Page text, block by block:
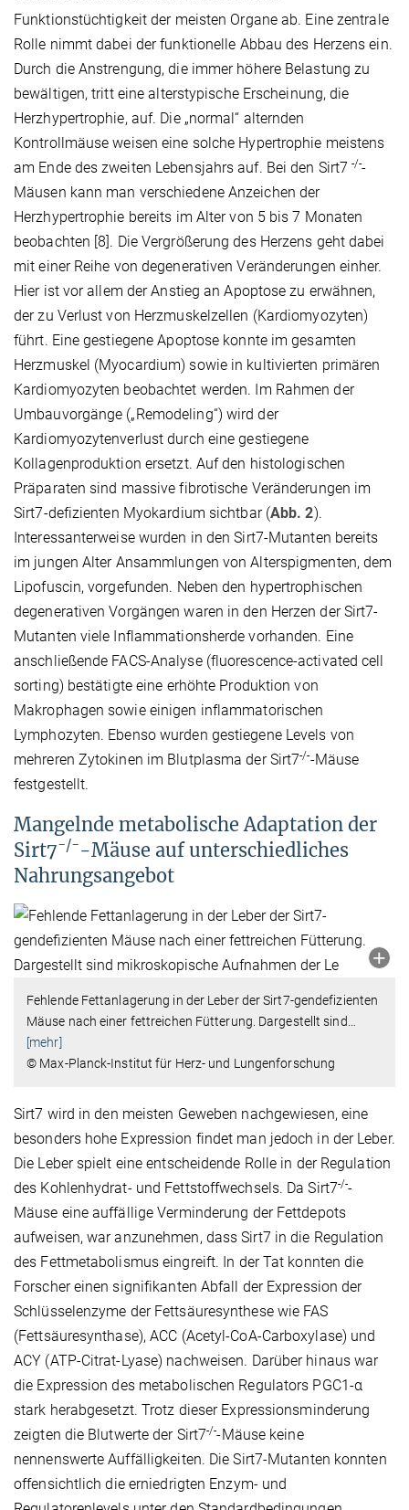
Funktionstüchtigkeit der meisten Organe ab. Eine zentrale
Rolle nimmt dabei der funktionelle Abbau des Herzens ein.
Durch die Anstrengung, die immer höhere Belastung zu
bewältigen, tritt eine alterstypische Erscheinung, die
Herzhypertrophie, auf. Die „normal“ alternden
Kontrollmäuse weisen eine solche Hypertrophie meistens
am Ende des zweiten Lebensjahrs auf. Bei den Sirt7-/--
Mäusen kann man verschiedene Anzeichen der
Herzhypertrophie bereits im Alter von 5 bis 7 Monaten
beobachten [8]. Die Vergrößerung des Herzens geht dabei
mit einer Reihe von degenerativen Veränderungen einher.
Hier ist vor allem der Anstieg an Apoptose zu erwähnen,
der zu Verlust von Herzmuskelzellen (Kardiomyozyten)
führt. Eine gestiegene Apoptose konnte im gesamten
Herzmuskel (Myocardium) sowie in kultivierten primären
Kardiomyozyten beobachtet werden. Im Rahmen der
Umbauvorgänge („Remodeling“) wird der
Kardiomyozytenverlust durch eine gestiegene
Kollagenproduktion ersetzt. Auf den histologischen
Präparaten sind massive fibrotische Veränderungen im
Sirt7-defizienten Myokardium sichtbar (Abb. 2).
Interessanterweise wurden in den Sirt7-Mutanten bereits
im jungen Alter Ansammlungen von Alterspigmenten, dem
Lipofuscin, vorgefunden. Neben den hypertrophischen
degenerativen Vorgängen waren in den Herzen der Sirt7-
Mutanten viele Inflammationsherde vorhanden. Eine
anschließende FACS-Analyse (fluorescence-activated cell
sorting) bestätigte eine erhöhte Produktion von
Makrophagen sowie einigen inflammatorischen
Lymphozyten. Ebenso wurden gestiegene Levels von
mehreren Zytokinen im Blutplasma der Sirt7-/--Mäuse
festgestellt.
Mangelnde metabolische Adaptation der
Sirt7-/--Mäuse auf unterschiedliches
Nahrungsangebot
Fehlende Fettanlagerung in der Leber der Sirt7-gendefizienten
Mäuse nach einer fettreichen Fütterung. Dargestellt sind
[mehr]
© Max-Planck-Institut für Herz- und Lungenforschung
Sirt7 wird in den meisten Geweben nachgewiesen, eine
besonders hohe Expression findet man jedoch in der Leber.
Die Leber spielt eine entscheidende Rolle in der Regulation
des Kohlenhydrat- und Fettstoffwechsels. Da Sirt7-/--
Mäuse eine auffällige Verminderung der Fettdepots
aufweisen, war anzunehmen, dass Sirt7 in die Regulation
des Fettmetabolismus eingreift. In der Tat konnten die
Forscher einen signifikanten Abfall der Expression der
Schlüsselenzyme der Fettsäuresynthese wie FAS
(Fettsäuresynthase), ACC (Acetyl-CoA-Carboxylase) und
ACY (ATP-Citrat-Lyase) nachweisen. Darüber hinaus war
die Expression des metabolischen Regulators PGC1-α
stark herabgesetzt. Trotz dieser Expressionsminderung
zeigten die Blutwerte der Sirt7-/--Mäuse keine
nennenswerte Auffälligkeiten. Die Sirt7-Mutanten konnten
offensichtlich die erniedrigten Enzym- und